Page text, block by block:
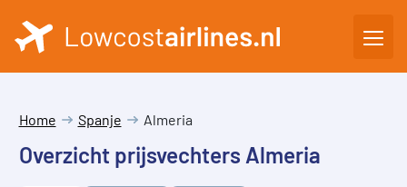
Home Spanje Almeria
Overzicht prijsvechters Almeria